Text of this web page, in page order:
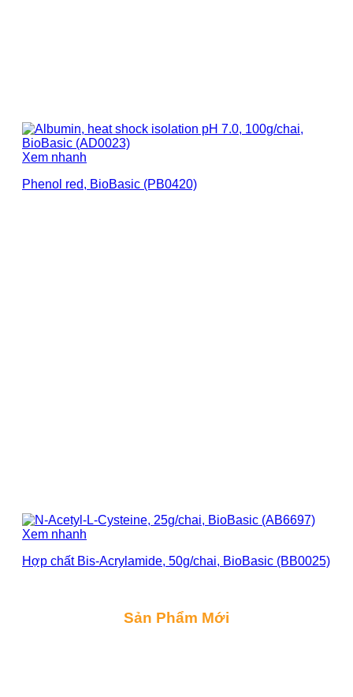
Xem nhanh
Phenol red, BioBasic (PB0420)
Xem nhanh
Hợp chất Bis-Acrylamide, 50g/chai, BioBasic (BB0025)
Sản Phẩm Mới